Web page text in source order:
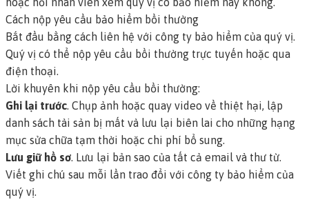
Cách nộp yêu cầu bảo hiểm bồi thường
Bắt đầu bằng cách liên hệ với công ty bảo hiểm của quý vị.
Quý vị có thể nộp yêu cầu bồi thường trực tuyến hoặc qua
điện thoại.
Lời khuyên khi nộp yêu cầu bồi thường:
Ghi lại trước. Chụp ảnh hoặc quay video về thiệt hại, lập
danh sách tài sản bị mất và lưu lại biên lai cho những hạng
mục sửa chữa tạm thời hoặc chi phí bổ sung.
Lưu giữ hồ sơ. Lưu lại bản sao của tất cả email và thư từ.
Viết ghi chú sau mỗi lần trao đổi với công ty bảo hiểm của
quý vị.